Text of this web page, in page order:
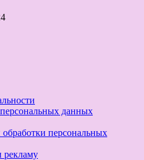
данных
персональных
рекламу